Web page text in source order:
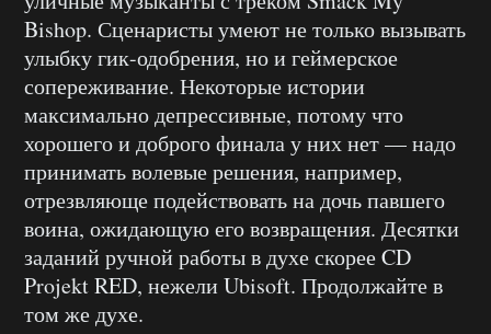
Bishop. Сценаристы умеют не только вызывать
улыбку гик-одобрения, но и геймерское
сопереживание. Некоторые истории
максимально депрессивные, потому что
хорошего и доброго финала у них нет — надо
принимать волевые решения, например,
отрезвляюще подействовать на дочь павшего
воина, ожидающую его возвращения. Десятки
заданий ручной работы в духе скорее CD
Projekt RED, нежели Ubisoft. Продолжайте в
том же духе.